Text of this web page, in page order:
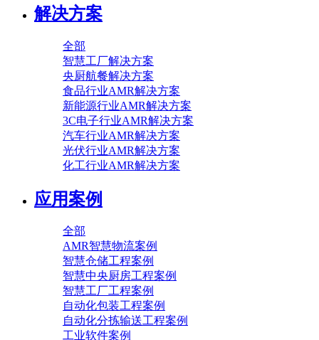
解决方案
全部
智慧工厂解决方案
央厨航餐解决方案
食品行业AMR解决方案
新能源行业AMR解决方案
3C电子行业AMR解决方案
汽车行业AMR解决方案
光伏行业AMR解决方案
化工行业AMR解决方案
应用案例
全部
AMR智慧物流案例
智慧仓储工程案例
智慧中央厨房工程案例
智慧工厂工程案例
自动化包装工程案例
自动化分拣输送工程案例
工业软件案例